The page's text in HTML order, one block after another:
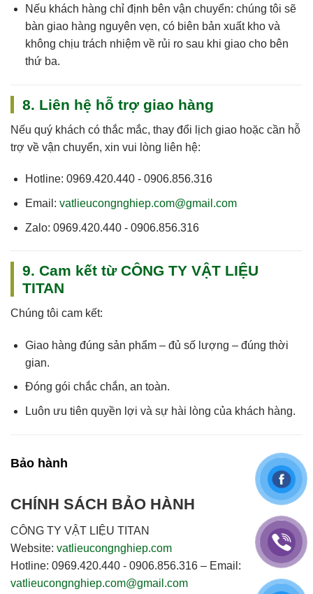
Nếu khách hàng chỉ định bên vận chuyển: chúng tôi sẽ
bàn giao hàng nguyên vẹn, có biên bản xuất kho và
không chịu trách nhiệm về rủi ro sau khi giao cho bên
thứ ba.
8. Liên hệ hỗ trợ giao hàng
Nếu quý khách có thắc mắc, thay đổi lịch giao hoặc cần hỗ
trợ về vận chuyển, xin vui lòng liên hệ:
Hotline: 0969.420.440 - 0906.856.316
Email: vatlieucongnghiep.com@gmail.com
Zalo: 0969.420.440 - 0906.856.316
9. Cam kết từ CÔNG TY VẬT LIỆU
TITAN
Chúng tôi cam kết:
Giao hàng đúng sản phẩm – đủ số lượng – đúng thời
gian.
Đóng gói chắc chắn, an toàn.
Luôn ưu tiên quyền lợi và sự hài lòng của khách hàng.
Bảo hành
CHÍNH SÁCH BẢO HÀNH
CÔNG TY VẬT LIỆU TITAN
Website: vatlieucongnghiep.com
Hotline: 0969.420.440 - 0906.856.316 – Email:
vatlieucongnghiep.com@gmail.com